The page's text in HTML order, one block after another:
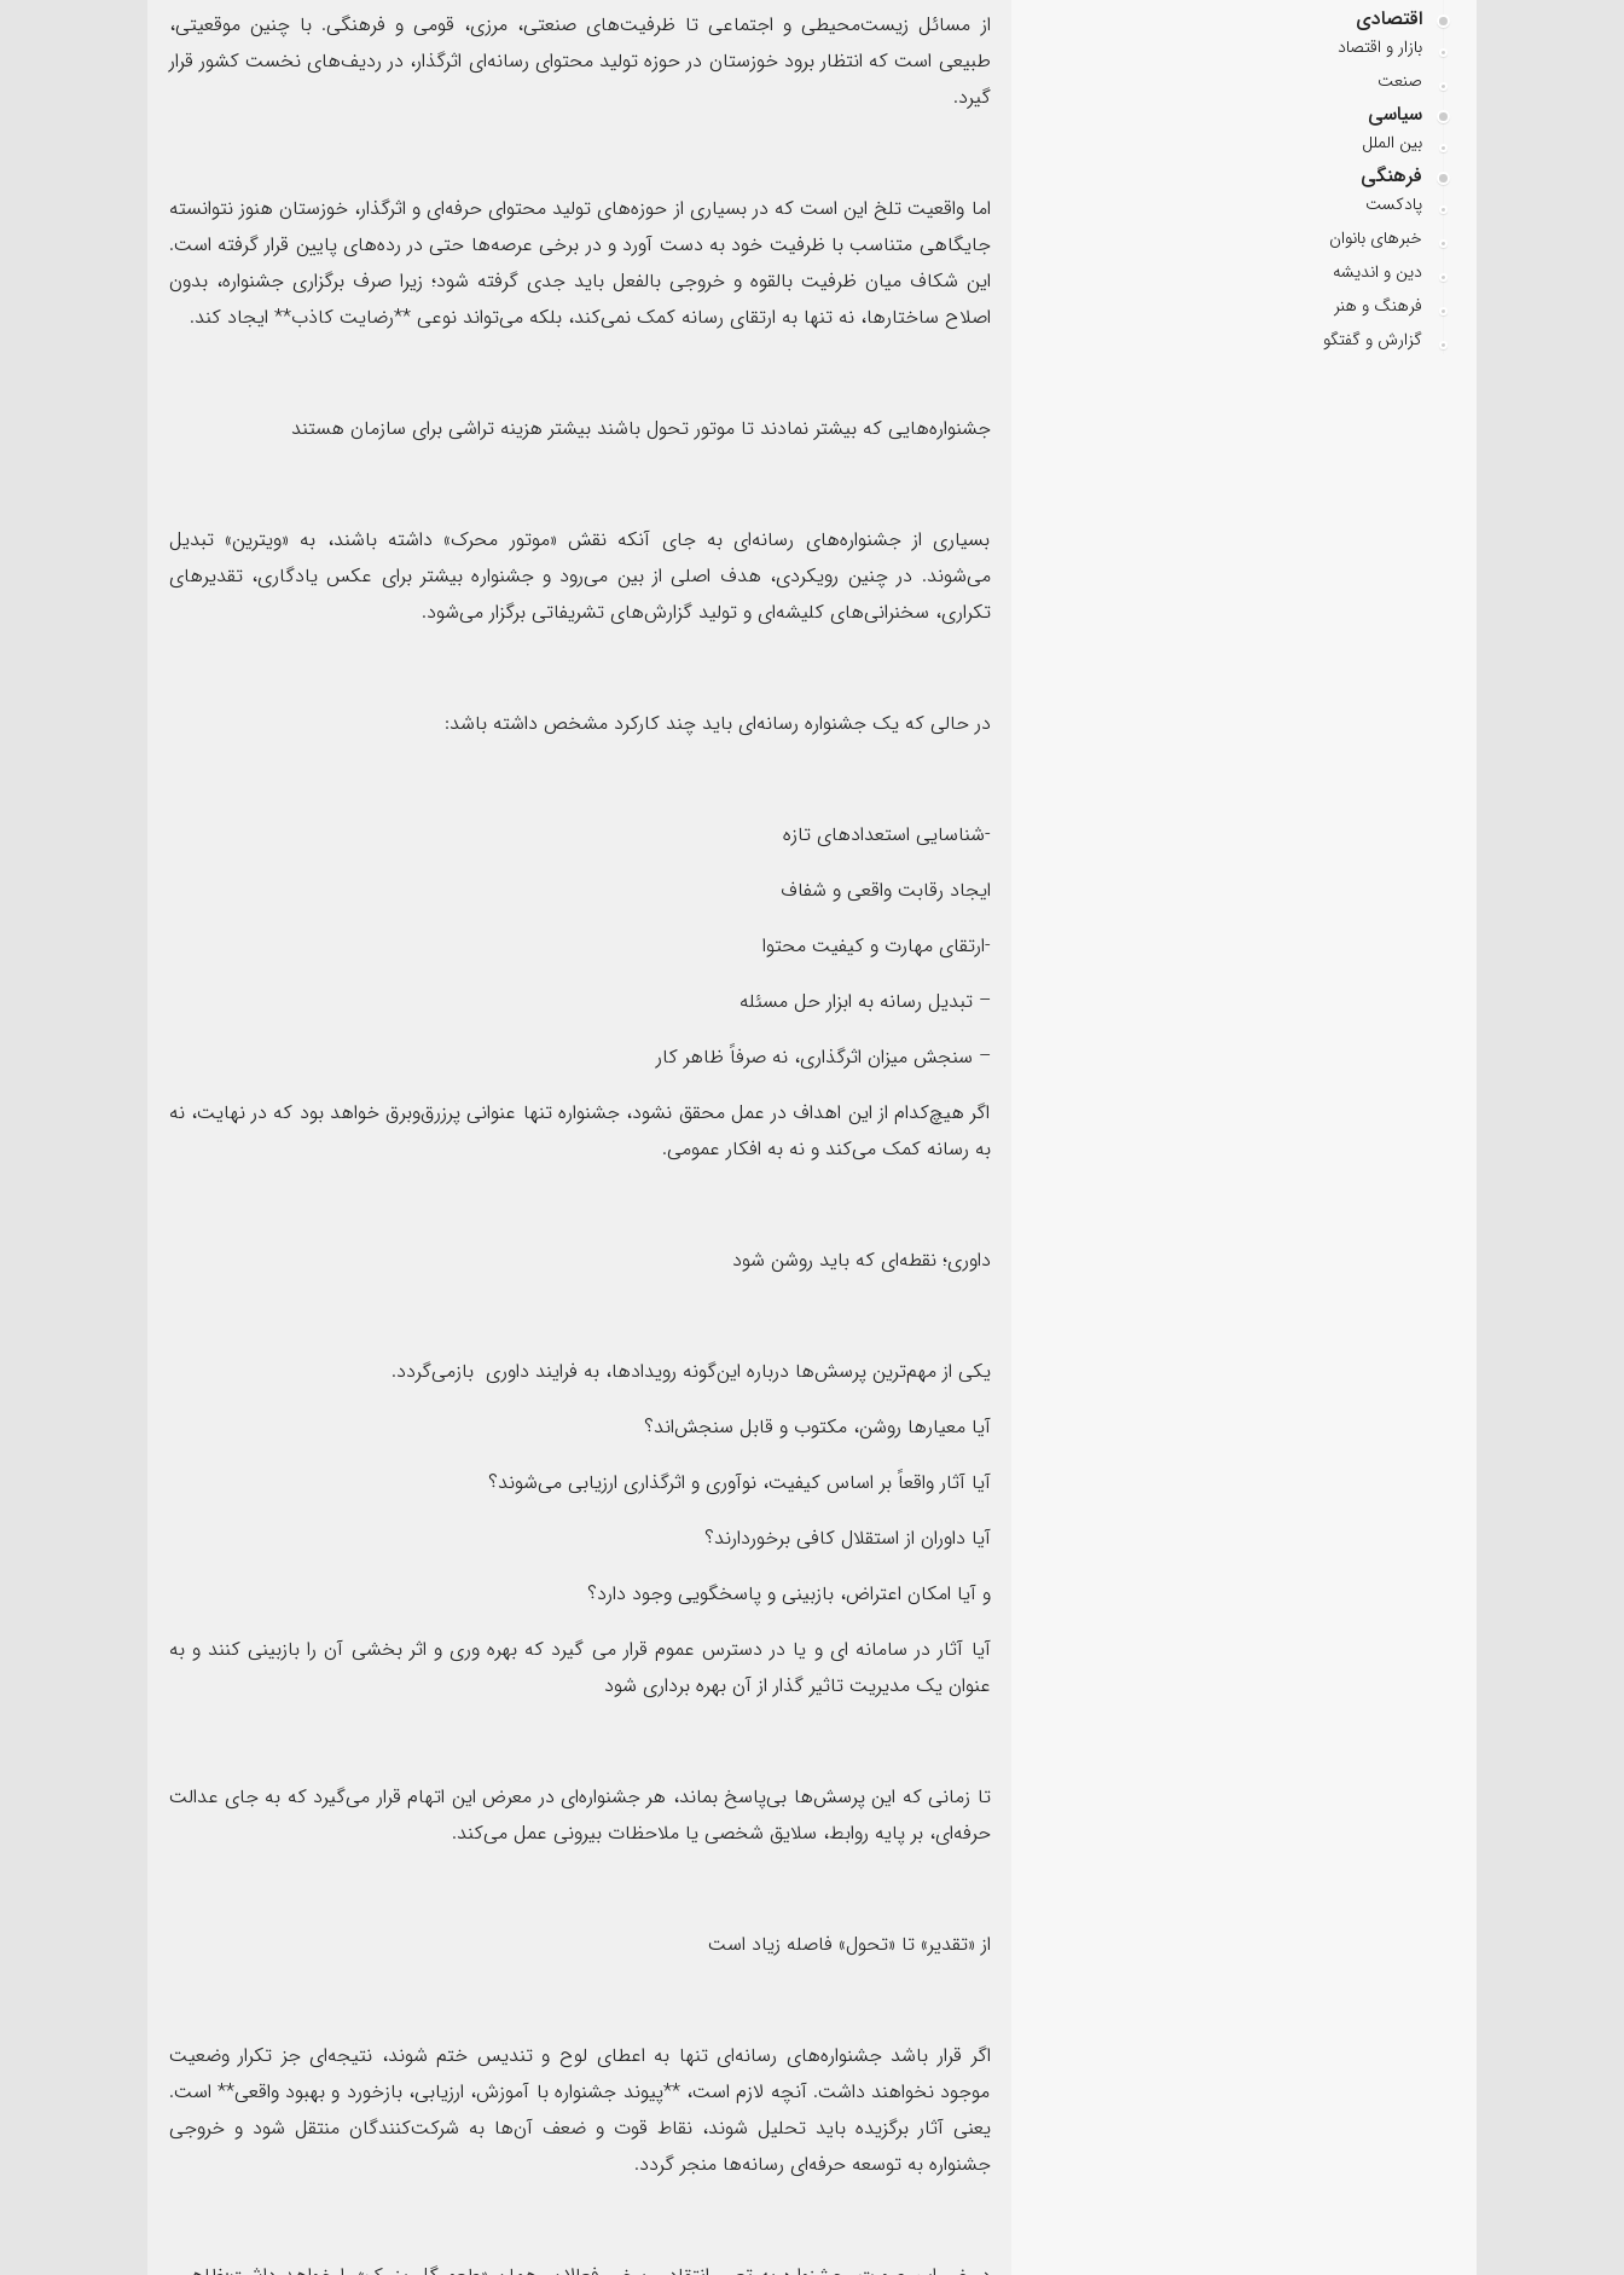
از مسائل زیست‌محیطی و اجتماعی تا ظرفیت‌های صنعتی، مرزی، قومی و فرهنگی. با چنین موقعیتی،
طبیعی است که انتظار برود خوزستان در حوزه تولید محتوای رسانه‌ای اثرگذار، در ردیف‌های نخست کشور قرار
گیرد.
اما واقعیت تلخ این است که در بسیاری از حوزه‌های تولید محتوای حرفه‌ای و اثرگذار، خوزستان هنوز نتوانسته
جایگاهی متناسب با ظرفیت خود به دست آورد و در برخی عرصه‌ها حتی در رده‌های پایین قرار گرفته است.
این شکاف میان ظرفیت بالقوه و خروجی بالفعل باید جدی گرفته شود؛ زیرا صرف برگزاری جشنواره، بدون
اصلاح ساختارها، نه تنها به ارتقای رسانه کمک نمی‌کند، بلکه می‌تواند نوعی **رضایت کاذب** ایجاد کند.
جشنواره‌هایی که بیشتر نمادند تا موتور تحول باشند بیشتر هزینه تراشی برای سازمان هستند
بسیاری از جشنواره‌های رسانه‌ای به جای آنکه نقش «موتور محرک» داشته باشند، به «ویترین» تبدیل
می‌شوند. در چنین رویکردی، هدف اصلی از بین می‌رود و جشنواره بیشتر برای عکس یادگاری، تقدیرهای
تکراری، سخنرانی‌های کلیشه‌ای و تولید گزارش‌های تشریفاتی برگزار می‌شود.
در حالی که یک جشنواره رسانه‌ای باید چند کارکرد مشخص داشته باشد:
-شناسایی استعدادهای تازه
ایجاد رقابت واقعی و شفاف
-ارتقای مهارت و کیفیت محتوا
– تبدیل رسانه به ابزار حل مسئله
– سنجش میزان اثرگذاری، نه صرفاً ظاهر کار
اگر هیچ‌کدام از این اهداف در عمل محقق نشود، جشنواره تنها عنوانی پرزرق‌وبرق خواهد بود که در نهایت، نه
به رسانه کمک می‌کند و نه به افکار عمومی.
داوری؛ نقطه‌ای که باید روشن شود
یکی از مهم‌ترین پرسش‌ها درباره این‌گونه رویدادها، به فرایند داوری بازمی‌گردد.
آیا معیارها روشن، مکتوب و قابل سنجش‌اند؟
آیا آثار واقعاً بر اساس کیفیت، نوآوری و اثرگذاری ارزیابی می‌شوند؟
آیا داوران از استقلال کافی برخوردارند؟
و آیا امکان اعتراض، بازبینی و پاسخگویی وجود دارد؟
آیا آثار در سامانه ای و یا در دسترس عموم قرار می گیرد که بهره وری و اثر بخشی آن را بازبینی کنند و به
عنوان یک مدیریت تاثیر گذار از آن بهره برداری شود
تا زمانی که این پرسش‌ها بی‌پاسخ بماند، هر جشنواره‌ای در معرض این اتهام قرار می‌گیرد که به جای عدالت
حرفه‌ای، بر پایه روابط، سلایق شخصی یا ملاحظات بیرونی عمل می‌کند.
از «تقدیر» تا «تحول» فاصله زیاد است
اگر قرار باشد جشنواره‌های رسانه‌ای تنها به اعطای لوح و تندیس ختم شوند، نتیجه‌ای جز تکرار وضعیت
موجود نخواهند داشت. آنچه لازم است، **پیوند جشنواره با آموزش، ارزیابی، بازخورد و بهبود واقعی** است.
یعنی آثار برگزیده باید تحلیل شوند، نقاط قوت و ضعف آن‌ها به شرکت‌کنندگان منتقل شود و خروجی
جشنواره به توسعه حرفه‌ای رسانه‌ها منجر گردد.
اقتصادی
بازار و اقتصاد
صنعت
سیاسی
بین الملل
فرهنگی
پادکست
خبرهای بانوان
دین و اندیشه
فرهنگ و هنر
گزارش و گفتگو